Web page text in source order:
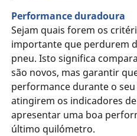
Performance duradoura
Sejam quais forem os
importante que perdurem
pneu. Isto significa
são novos, mas garantir
performance durante o
atingirem os indicadores
apresentar uma boa
último quilómetro.